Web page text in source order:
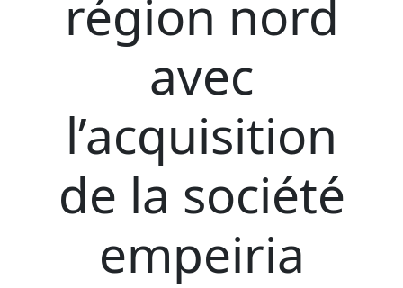
région nord
avec
l’acquisition
de la société
empeiria